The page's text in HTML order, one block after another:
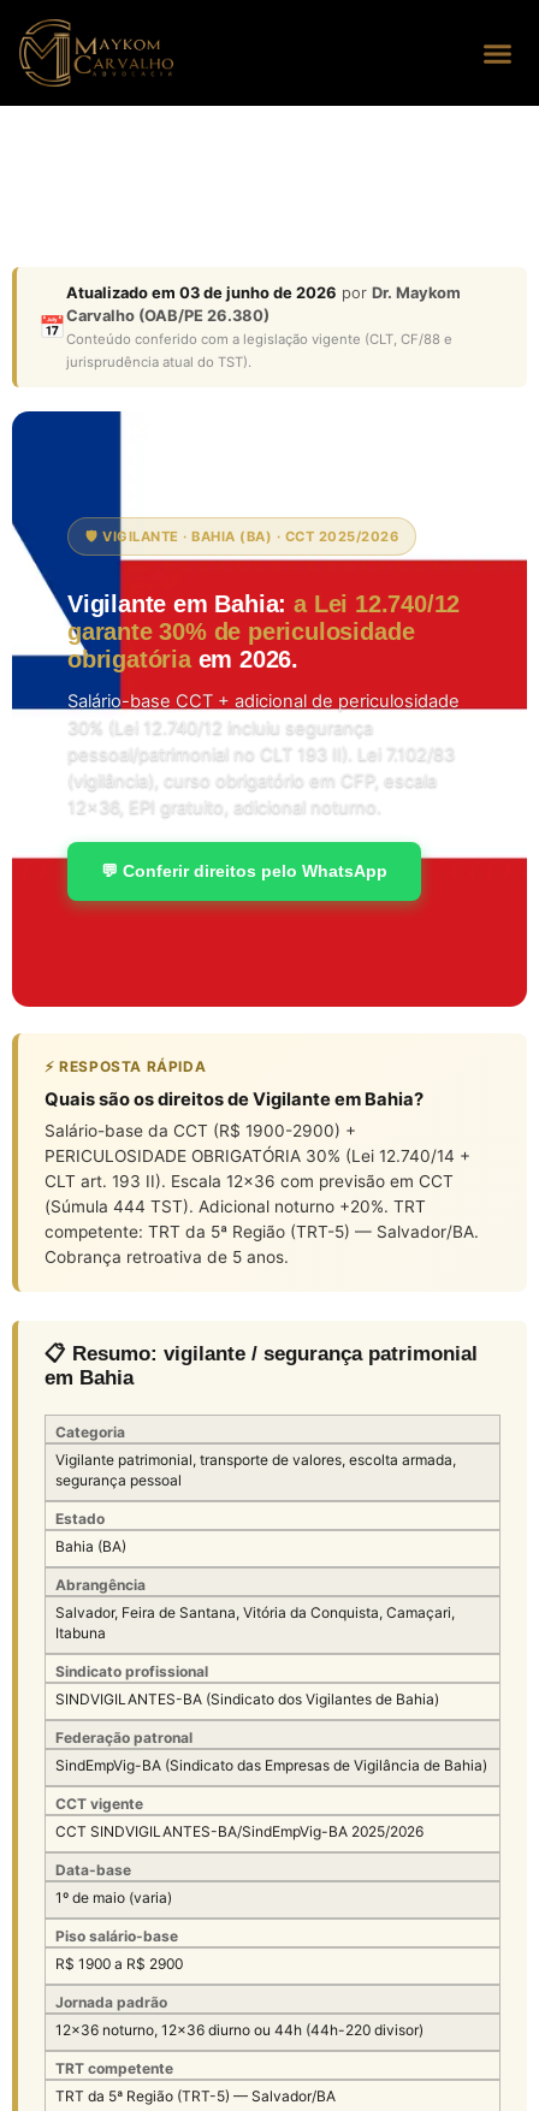
📅
Atualizado em 03 de junho de 2026 por Dr. Maykom
Carvalho (OAB/PE 26.380)
Conteúdo conferido com a legislação vigente (CLT, CF/88 e
jurisprudência atual do TST).
🛡️ VIGILANTE · BAHIA (BA) · CCT 2025/2026
Vigilante em Bahia:a Lei 12.740/12
garante 30% de periculosidade
obrigatóriaem 2026.
Salário-base CCT + adicional de periculosidade
30% (Lei 12.740/12 incluiu segurança
pessoal/patrimonial no CLT 193 II). Lei 7.102/83
(vigilância), curso obrigatório em CFP, escala
12×36, EPI gratuito, adicional noturno.
💬 Conferir direitos pelo WhatsApp
⚡ RESPOSTA RÁPIDA
Quais são os direitos de Vigilante em Bahia?
Salário-base da CCT (R$ 1900-2900) +
PERICULOSIDADE OBRIGATÓRIA 30% (Lei 12.740/14 +
CLT art. 193 II). Escala 12×36 com previsão em CCT
(Súmula 444 TST). Adicional noturno +20%. TRT
competente: TRT da 5ª Região (TRT-5) — Salvador/BA.
Cobrança retroativa de 5 anos.
📋 Resumo: vigilante / segurança patrimonial
em Bahia
Categoria
Vigilante patrimonial, transporte de valores, escolta armada,
segurança pessoal
Estado
Bahia (BA)
Abrangência
Salvador, Feira de Santana, Vitória da Conquista, Camaçari,
Itabuna
Sindicato profissional
SINDVIGILANTES-BA (Sindicato dos Vigilantes de Bahia)
Federação patronal
SindEmpVig-BA (Sindicato das Empresas de Vigilância de Bahia)
CCT vigente
CCT SINDVIGILANTES-BA/SindEmpVig-BA 2025/2026
Data-base
1º de maio (varia)
Piso salário-base
R$ 1900 a R$ 2900
Jornada padrão
12×36 noturno, 12×36 diurno ou 44h (44h-220 divisor)
TRT competente
TRT da 5ª Região (TRT-5) — Salvador/BA